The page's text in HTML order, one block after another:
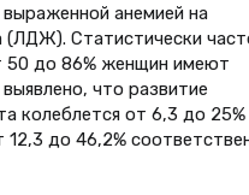
анемией на
(ЛДЖ). Статистически
50 до 86% женщин имеют
что развитие
колеблется от 6,3 до 25%
до 46,2%